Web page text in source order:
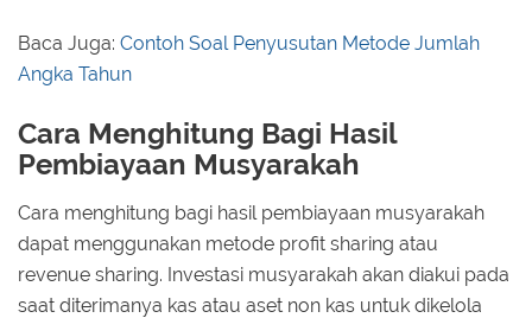
Baca Juga: Contoh Soal Penyusutan Metode Jumlah
Angka Tahun
Cara Menghitung Bagi Hasil
Pembiayaan Musyarakah
Cara menghitung bagi hasil pembiayaan musyarakah
dapat menggunakan metode profit sharing atau
revenue sharing. Investasi musyarakah akan diakui pada
saat diterimanya kas atau aset non kas untuk dikelola